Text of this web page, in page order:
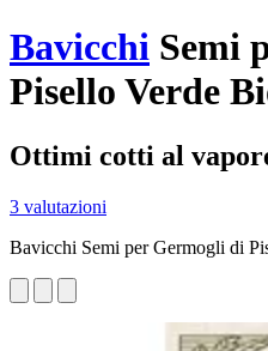
Bavicchi Semi
Pisello Verde
Ottimi cotti al
3 valutazioni
Bavicchi Semi per Germogli di